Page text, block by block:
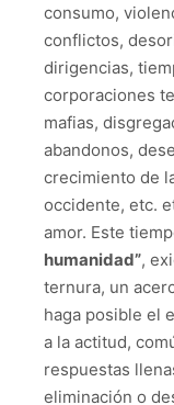
consumo,
conflictos,
dirigencias,
corporaciones
mafias,
abandonos,
crecimiento de
occidente, etc.
amor. Este
humanidad”,
ternura, un
haga posible el
a la actitud,
respuestas
eliminación o